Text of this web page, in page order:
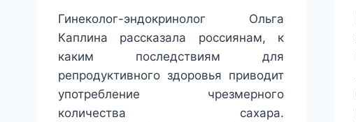
Гинеколог-эндокринолог Ольга
Каплина рассказала россиянам, к
каким последствиям для
репродуктивного здоровья приводит
употребление чрезмерного
количества сахара.